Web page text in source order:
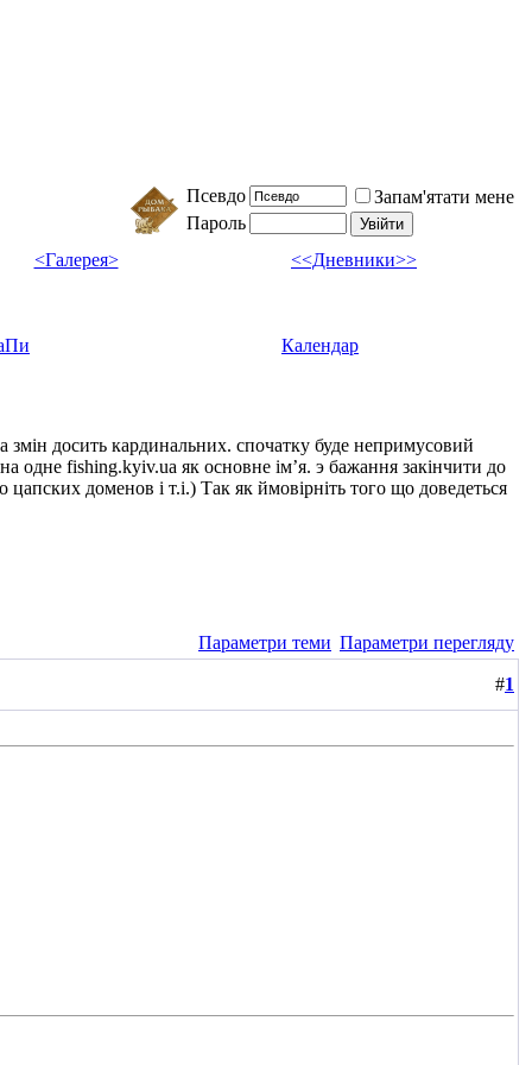
Псевдо
Запам'ятати мене
Пароль
<Галерея>
<<Дневники>>
Календар
змін досить кардинальних. спочатку буде непримусовий
одне fishing.kyiv.ua як основне імʼя. э бажання закінчити до
доменов і т.і.) Так як ймовірніть того що доведеться
Параметри теми Параметри перегляду
#1